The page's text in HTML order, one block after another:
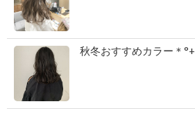
秋冬おすすめカラー＊°+